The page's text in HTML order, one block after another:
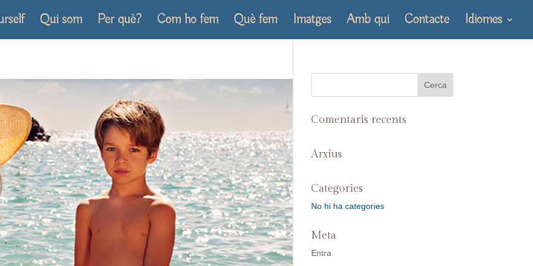
Qui som Per què? Com ho fem Què fem Imatges Amb qui Contacte Idiomes
Comentaris recents
Arxius
Categories
No hi ha categories
Meta
Entra